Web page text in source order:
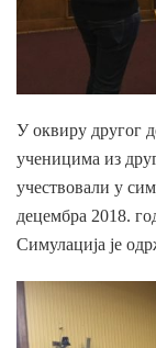
У оквиру другог
ученицима из
учествовали у
децембра 2018.
Симулација је